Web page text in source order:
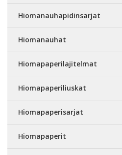
Hiomanauhapidinsarjat
Hiomanauhat
Hiomapaperilajitelmat
Hiomapaperiliuskat
Hiomapaperisarjat
Hiomapaperit